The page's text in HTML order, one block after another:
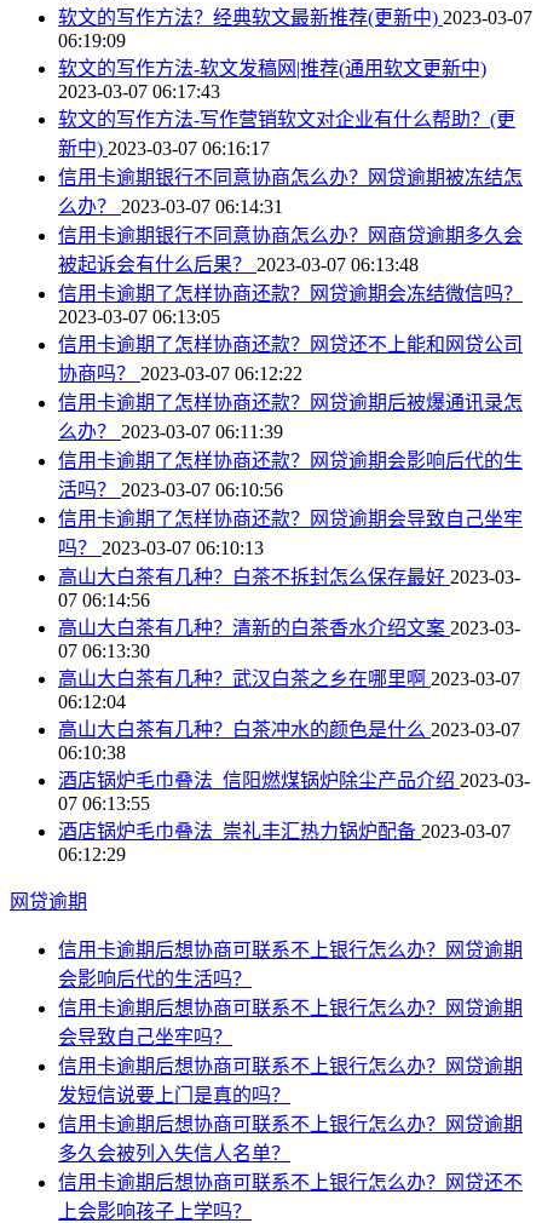
软文的写作方法？经典软文最新推荐(更新中) 2023-03-07
06:19:09
软文的写作方法-软文发稿网|推荐(通用软文更新中)
2023-03-07 06:17:43
软文的写作方法-写作营销软文对企业有什么帮助？(更
新中) 2023-03-07 06:16:17
信用卡逾期银行不同意协商怎么办？网贷逾期被冻结怎
么办？ 2023-03-07 06:14:31
信用卡逾期银行不同意协商怎么办？网商贷逾期多久会
被起诉会有什么后果？ 2023-03-07 06:13:48
信用卡逾期了怎样协商还款？网贷逾期会冻结微信吗？
2023-03-07 06:13:05
信用卡逾期了怎样协商还款？网贷还不上能和网贷公司
协商吗？ 2023-03-07 06:12:22
信用卡逾期了怎样协商还款？网贷逾期后被爆通讯录怎
么办？ 2023-03-07 06:11:39
信用卡逾期了怎样协商还款？网贷逾期会影响后代的生
活吗？ 2023-03-07 06:10:56
信用卡逾期了怎样协商还款？网贷逾期会导致自己坐牢
吗？ 2023-03-07 06:10:13
高山大白茶有几种？白茶不拆封怎么保存最好 2023-03-
07 06:14:56
高山大白茶有几种？清新的白茶香水介绍文案 2023-03-
07 06:13:30
高山大白茶有几种？武汉白茶之乡在哪里啊 2023-03-07
06:12:04
高山大白茶有几种？白茶冲水的颜色是什么 2023-03-07
06:10:38
酒店锅炉毛巾叠法_信阳燃煤锅炉除尘产品介绍 2023-03-
07 06:13:55
酒店锅炉毛巾叠法_崇礼丰汇热力锅炉配备 2023-03-07
06:12:29
网贷逾期
信用卡逾期后想协商可联系不上银行怎么办？网贷逾期
会影响后代的生活吗？
信用卡逾期后想协商可联系不上银行怎么办？网贷逾期
会导致自己坐牢吗？
信用卡逾期后想协商可联系不上银行怎么办？网贷逾期
发短信说要上门是真的吗？
信用卡逾期后想协商可联系不上银行怎么办？网贷逾期
多久会被列入失信人名单？
信用卡逾期后想协商可联系不上银行怎么办？网贷还不
上会影响孩子上学吗？